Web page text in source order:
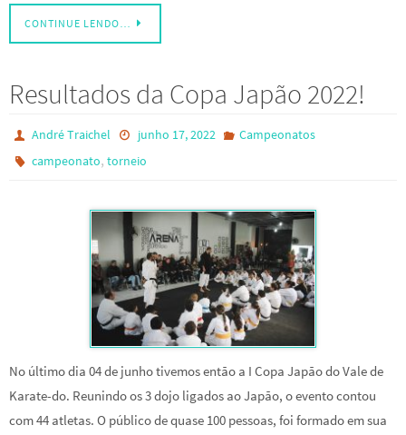
CONTINUE LENDO…
Resultados da Copa Japão 2022!
André Traichel junho 17, 2022
Campeonatos
campeonato,torneio
No último dia 04 de junho tivemos então a I Copa Japão do Vale de
Karate-do. Reunindo os 3 dojo ligados ao Japão, o evento contou
com 44 atletas. O público de quase 100 pessoas, foi formado em sua